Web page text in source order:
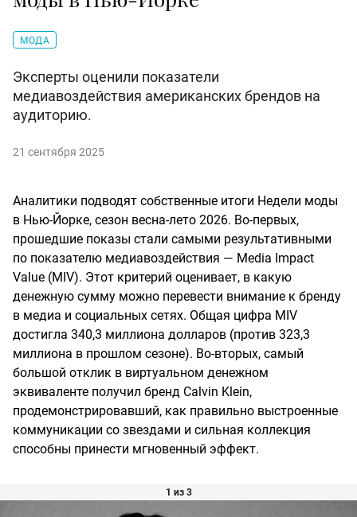
МОДА
Эксперты оценили показатели
медиавоздействия американских брендов на
аудиторию.
21 сентября 2025
Аналитики подводят собственные итоги Недели моды
в Нью-Йорке, сезон весна-лето 2026. Во-первых,
прошедшие показы стали самыми результативными
по показателю медиавоздействия — Media Impact
Value (MIV). Этот критерий оценивает, в какую
денежную сумму можно перевести внимание к бренду
в медиа и социальных сетях. Общая цифра MIV
достигла 340,3 миллиона долларов (против 323,3
миллиона в прошлом сезоне). Во-вторых, самый
большой отклик в виртуальном денежном
эквиваленте получил бренд Calvin Klein,
продемонстрировавший, как правильно выстроенные
коммуникации со звездами и сильная коллекция
способны принести мгновенный эффект.
1 из 3